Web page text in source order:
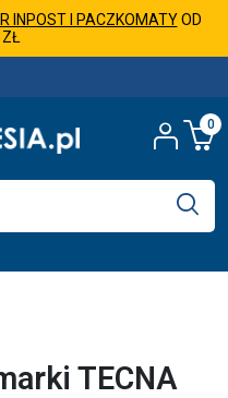
INPOST I PACZKOMATYOD
0
TECNA